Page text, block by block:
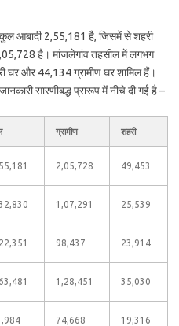
आबादी 2,55,181 है, जिसमें से शहरी
है। मांजलेगांव तहसील में लगभग
घर और 44,134 ग्रामीण घर शामिल हैं।
सारणीबद्ध प्रारूप में नीचे दी गई है –
ग्रामीण शहरी
2,05,728 49,453
1,07,291 25,539
98,437 23,914
1,28,451 35,030
74,668 19,316